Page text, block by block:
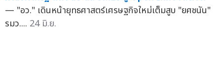
— "อว." เดินหน้ายุทธศาสตร์เศรษฐกิจใหม่เต็มสูบ "ยศชนัน"
รมว.... 24 มิ.ย.